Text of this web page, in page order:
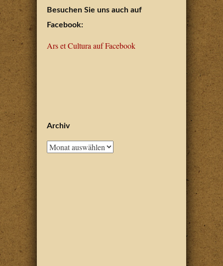
Besuchen Sie uns auch auf
Facebook:
Ars et Cultura auf Facebook
Archiv
Archiv